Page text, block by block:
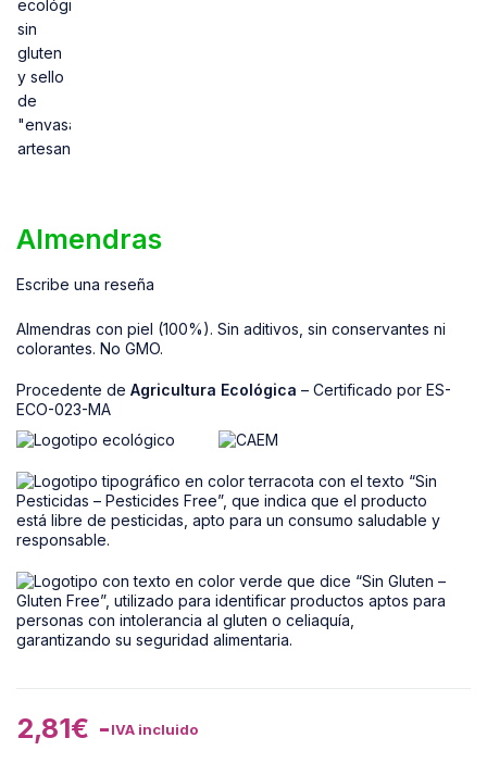
Almendras
Escribe una reseña
Almendras con piel (100%). Sin aditivos, sin conservantes ni
colorantes. No GMO.
Procedente de Agricultura Ecológica – Certificado por ES-
ECO-023-MA
2,81€ -IVA incluido